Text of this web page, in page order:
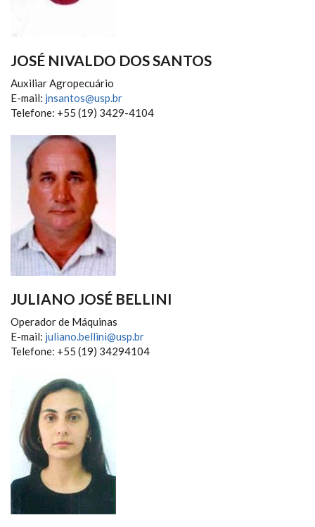
JOSÉ NIVALDO DOS SANTOS
Auxiliar Agropecuário
E-mail: jnsantos@usp.br
Telefone: +55 (19) 3429-4104
JULIANO JOSÉ BELLINI
Operador de Máquinas
E-mail: juliano.bellini@usp.br
Telefone: +55 (19) 34294104